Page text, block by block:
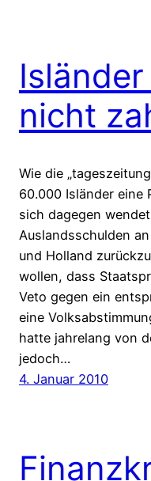
nicht
Wie die
60.000 Isländer eine
sich dagegen
Auslandsschulden
und Holland
wollen, dass
Veto gegen ein
eine
hatte jahrelang von
jedoch…
4. Januar 2010